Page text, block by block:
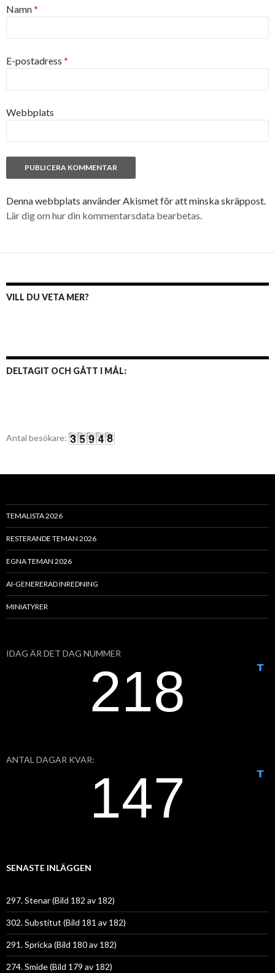
Namn*
E-postadress *
Webbplats
Denna webbplats använder Akismet för att minska skräppost.
Lär dig om hur din kommentarsdata bearbetas.
VILL DU VETA MER?
DELTAGIT OCH GÅTT I MÅL:
Antal besökare:
TEMALISTA 2026
RESTERANDE TEMAN 2026
EGNA TEMAN 2026
AI-GENERERAD INREDNING
MINIATYRER
IDAG ÄR DET DAG NUMMER
ANTAL DAGAR KVAR:
SENASTE INLÄGGEN
297. Stenar (Bild 182 av 182)
302. Substitut (Bild 181 av 182)
291. Spricka (Bild 180 av 182)
274. Smide (Bild 179 av 182)